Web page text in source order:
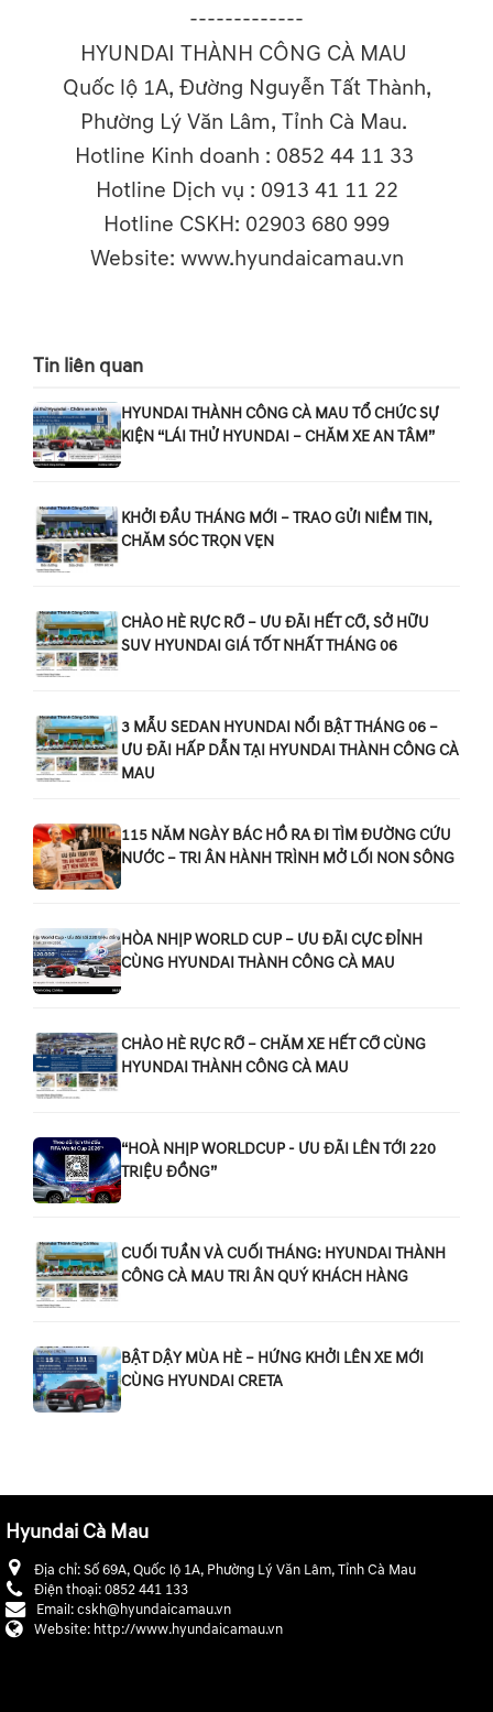
-------------
HYUNDAI THÀNH CÔNG CÀ MAU
Quốc lộ 1A, Đường Nguyễn Tất Thành,
Phường Lý Văn Lâm, Tỉnh Cà Mau.
Hotline Kinh doanh : 0852 44 11 33
Hotline Dịch vụ : 0913 41 11 22
Hotline CSKH: 02903 680 999
Website: www.hyundaicamau.vn
Tin liên quan
HYUNDAI THÀNH CÔNG CÀ MAU TỔ CHỨC SỰ
KIỆN “LÁI THỬ HYUNDAI – CHĂM XE AN TÂM”
KHỞI ĐẦU THÁNG MỚI – TRAO GỬI NIỀM TIN,
CHĂM SÓC TRỌN VẸN
CHÀO HÈ RỰC RỠ – ƯU ĐÃI HẾT CỠ, SỞ HỮU
SUV HYUNDAI GIÁ TỐT NHẤT THÁNG 06
3 MẪU SEDAN HYUNDAI NỔI BẬT THÁNG 06 –
ƯU ĐÃI HẤP DẪN TẠI HYUNDAI THÀNH CÔNG CÀ
MAU
115 NĂM NGÀY BÁC HỒ RA ĐI TÌM ĐƯỜNG CỨU
NƯỚC – TRI ÂN HÀNH TRÌNH MỞ LỐI NON SÔNG
HÒA NHỊP WORLD CUP – ƯU ĐÃI CỰC ĐỈNH
CÙNG HYUNDAI THÀNH CÔNG CÀ MAU
CHÀO HÈ RỰC RỠ – CHĂM XE HẾT CỠ CÙNG
HYUNDAI THÀNH CÔNG CÀ MAU
“HOÀ NHỊP WORLDCUP - ƯU ĐÃI LÊN TỚI 220
TRIỆU ĐỒNG”
CUỐI TUẦN VÀ CUỐI THÁNG: HYUNDAI THÀNH
CÔNG CÀ MAU TRI ÂN QUÝ KHÁCH HÀNG
BẬT DẬY MÙA HÈ – HỨNG KHỞI LÊN XE MỚI
CÙNG HYUNDAI CRETA
Hyundai Cà Mau
Địa chỉ:Số 69A, Quốc lộ 1A, Phường Lý Văn Lâm, Tỉnh Cà Mau
Điện thoại:0852 441 133
Email:cskh@hyundaicamau.vn
Website: http://www.hyundaicamau.vn